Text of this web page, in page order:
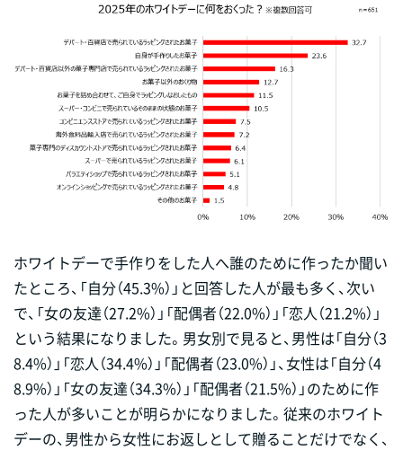
ホワイトデーで手作りをした人へ誰のために作ったか聞い
たところ、「自分（45.3%）」と回答した人が最も多く、次い
で、「女の友達（27.2%）」「配偶者（22.0%）」「恋人（21.2%）」
という結果になりました。男女別で見ると、男性は「自分（3
8.4%）」「恋人（34.4%）」「配偶者（23.0%）」、女性は「自分（4
8.9%）」「女の友達（34.3%）」「配偶者（21.5%）」のために作
った人が多いことが明らかになりました。従来のホワイト
デーの、男性から女性にお返しとして贈ることだけでなく、